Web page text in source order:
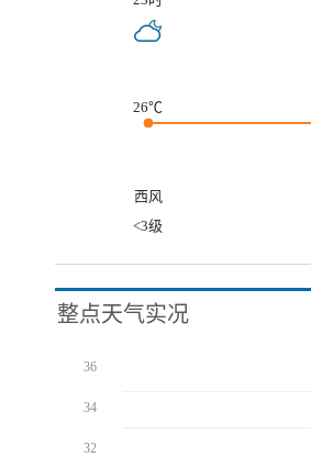
26℃
西风
<3级
整点天气实况
36
34
32